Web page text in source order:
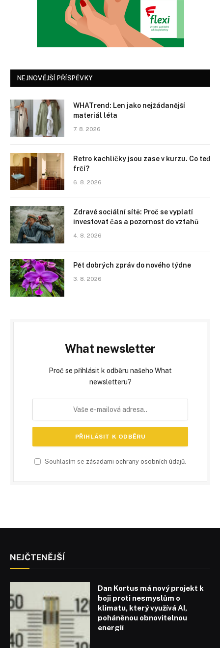
NEJNOVĚJŠÍ PŘÍSPĚVKY
WHATrend: Len jako nejžádanější
materiál léta
7. 8. 2026
Retro kachličky jsou zase v kurzu. Co teď
frčí?
6. 8. 2026
Zdravé sociální sítě: Proč se vyplatí
investovat čas a pozornost do vztahů
4. 8. 2026
Pět dobrých zpráv do nového týdne
3. 8. 2026
What newsletter
Proč se přihlásit k odběru našeho What
newsletteru?
Souhlasím se zásadami ochrany osobních údajů
NEJČTENĚJŠÍ
Dan Kortus má nový projekt k
boji proti nesmyslům o
klimatu, který využívá AI,
poháněnou obnovitelnou
energií